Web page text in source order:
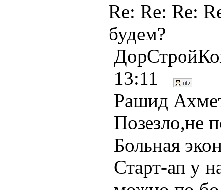
Re: Re: Re:
будем?
13:11
Рашид
Позезло,не
Больная
Старт-ап у